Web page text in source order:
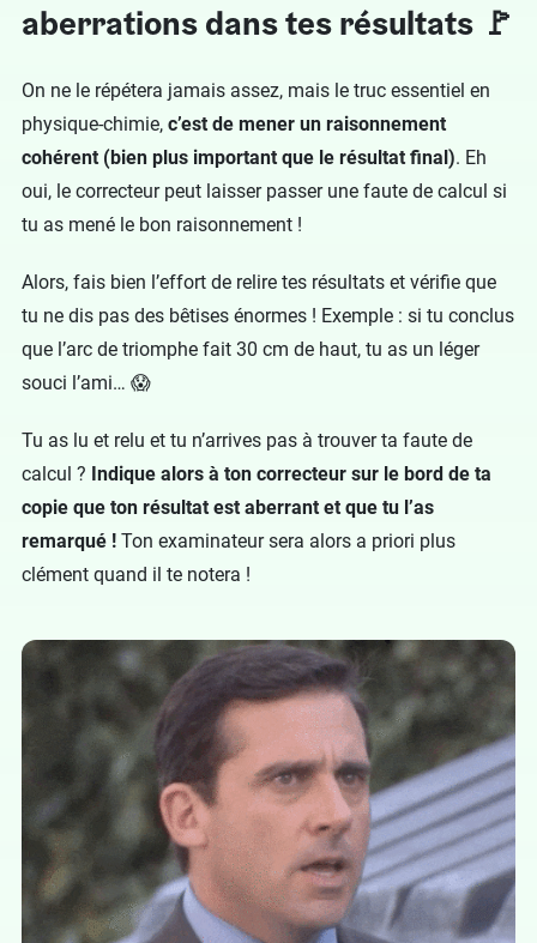
aberrations dans tes résultats 🚩
On ne le répétera jamais assez, mais le truc essentiel en
physique-chimie, c’est de mener un raisonnement
cohérent (bien plus important que le résultat final). Eh
oui, le correcteur peut laisser passer une faute de calcul si
tu as mené le bon raisonnement !
Alors, fais bien l’effort de relire tes résultats et vérifie que
tu ne dis pas des bêtises énormes ! Exemple : si tu conclus
que l’arc de triomphe fait 30 cm de haut, tu as un léger
souci l’ami… 😱
Tu as lu et relu et tu n’arrives pas à trouver ta faute de
calcul ? Indique alors à ton correcteur sur le bord de ta
copie que ton résultat est aberrant et que tu l’as
remarqué ! Ton examinateur sera alors a priori plus
clément quand il te notera !